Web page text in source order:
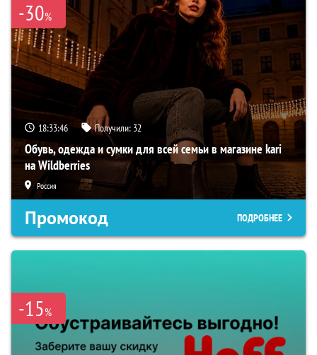
-30%
18:33:45 Получили: 32
Обувь, одежда и сумки для всей семьи в магазине kari
на Wildberries
Россия
Промокод ПОДРОБНЕЕ
-15%